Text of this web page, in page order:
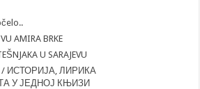
AMIRA BRKE
U SARAJEVU
ИСТОРИЈА, ЛИРИКА
У ЈЕДНОЈ КЊИЗИ